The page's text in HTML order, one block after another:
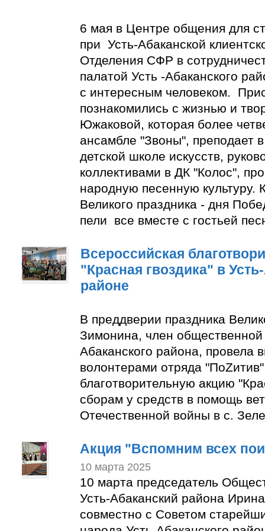
6 мая в Центре общения для
при Усть-Абаканской
Отделения СФР в
палатой Усть -Абаканского
с интересным человеком.
познакомились с жизнью и
Южаковой, которая более
ансамбле "Звоны", преподает
детской школе искусств,
коллективами в ДК "Колос",
народную песенную культуру.
Великого праздника - дня
пели все вместе с гостьей
Всероссийская
"Красная гвоздика" в
районе
В преддверии праздника
Зимонина, член общественной
Абаканского района, провела
волонтерами отряда
благотворительную акцию
сборам у средств в помощь
Отечественной войны в с.
Акция "Вспомним всех
10 марта 2025
10 марта председатель
Усть-Абаканский района
совместно с Советом